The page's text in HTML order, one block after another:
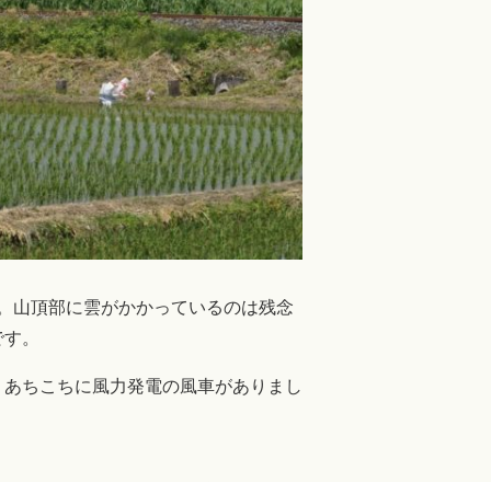
山頂部に雲がかかっているのは残念
。
ちこちに風力発電の風車がありまし